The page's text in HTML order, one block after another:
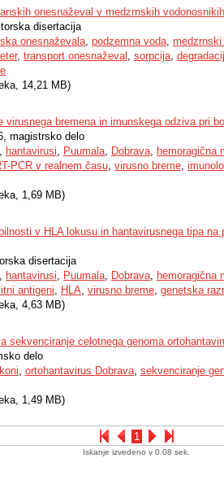
1
onesnaževal v medzrnskih vodonosnikih
disertacija
onesnaževala, podzemna voda,
, transport onesnaževal , sorpcija,
14,21 MB)
virusnega bremena in imunskega odziva pri
magistrsko delo
, hantavirusi, Puumala, Dobrava, hemoragična
PCR v realnem času, virusno breme,
1,69 MB)
v HLA lokusu in hantavirusnega tipa na
disertacija
, hantavirusi, Puumala, Dobrava, hemoragična
antigeni, HLA, virusno breme, genetska
4,63 MB)
sekvenciranje celotnega genoma
delo
, ortohantavirus Dobrava, sekvenciranje
1,49 MB)
Iskanje izvedeno v 0.08 sek.